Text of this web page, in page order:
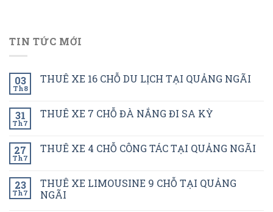
TIN TỨC MỚI
03
Th8
THUÊ XE 16 CHỖ DU LỊCH TẠI QUẢNG NGÃI
31
Th7
THUÊ XE 7 CHỖ ĐÀ NẮNG ĐI SA KỲ
27
Th7
THUÊ XE 4 CHỖ CÔNG TÁC TẠI QUẢNG NGÃI
23
Th7
THUÊ XE LIMOUSINE 9 CHỖ TẠI QUẢNG
NGÃI